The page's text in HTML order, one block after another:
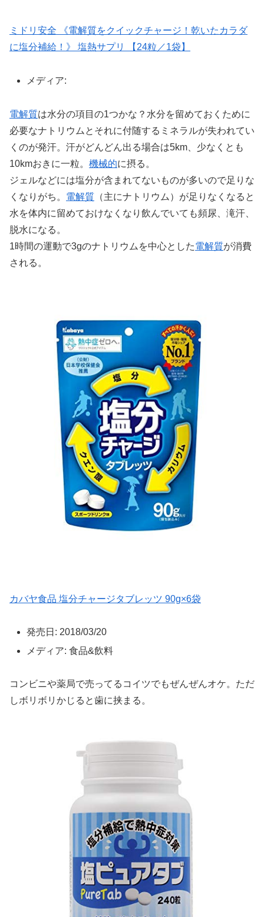
ミドリ安全 《電解質をクイックチャージ！乾いたカラダ
に塩分補給！》 塩熱サプリ 【24粒／1袋】
メディア:
電解質は水分の項目の1つかな？水分を留めておくために
必要なナトリウムとそれに付随するミネラルが失われてい
くのが発汗。汗がどんどん出る場合は5km、少なくとも
10kmおきに一粒。 機械的に摂る。
ジェルなどには塩分が含まれてないものが多いので足りな
くなりがち。 電解質 （主にナトリウム）が足りなくなると
水を体内に留めておけなくなり飲んでいても頻尿、滝汗、
脱水になる。
1時間の運動で3gのナトリウムを中心とした電解質が消費
される。
カバヤ食品 塩分チャージタブレッツ 90g×6袋
発売日: 2018/03/20
メディア: 食品&飲料
コンビニや薬局で売ってるコイツでもぜんぜんオケ。ただ
しボリボリかじると歯に挟まる。